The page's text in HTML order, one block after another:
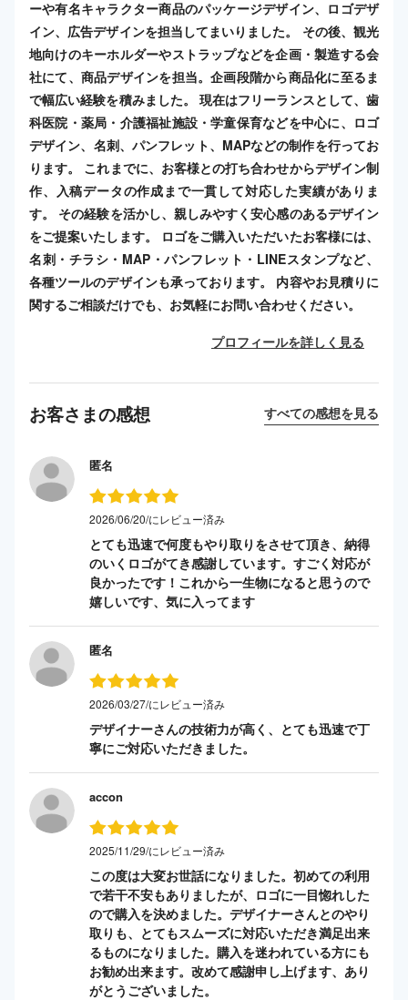
ーや有名キャラクター商品のパッケージデザイン、ロゴデザ
イン、広告デザインを担当してまいりました。 その後、観光
地向けのキーホルダーやストラップなどを企画・製造する会
社にて、商品デザインを担当。企画段階から商品化に至るま
で幅広い経験を積みました。 現在はフリーランスとして、歯
科医院・薬局・介護福祉施設・学童保育などを中心に、ロゴ
デザイン、名刺、パンフレット、MAPなどの制作を行ってお
ります。 これまでに、お客様との打ち合わせからデザイン制
作、入稿データの作成まで一貫して対応した実績がありま
す。 その経験を活かし、親しみやすく安心感のあるデザイン
をご提案いたします。 ロゴをご購入いただいたお客様には、
名刺・チラシ・MAP・パンフレット・LINEスタンプなど、
各種ツールのデザインも承っております。 内容やお見積りに
関するご相談だけでも、お気軽にお問い合わせください。
プロフィールを詳しく見る
お客さまの感想 すべての感想を見る
匿名
2026/06/20/にレビュー済み
とても迅速で何度もやり取りをさせて頂き、納得
のいくロゴがてき感謝しています。すごく対応が
良かったです！これから一生物になると思うので
嬉しいです、気に入ってます
匿名
2026/03/27/にレビュー済み
デザイナーさんの技術力が高く、とても迅速で丁
寧にご対応いただきました。
accon
2025/11/29/にレビュー済み
この度は大変お世話になりました。初めての利用
で若干不安もありましたが、ロゴに一目惚れした
ので購入を決めました。デザイナーさんとのやり
取りも、とてもスムーズに対応いただき満足出来
るものになりました。購入を迷われている方にも
お勧め出来ます。改めて感謝申し上げます、あり
がとうございました。